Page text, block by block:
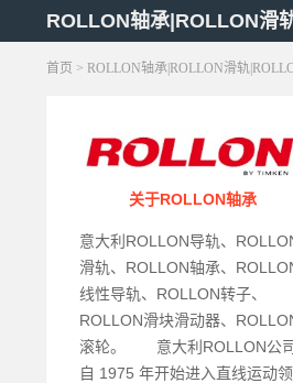
ROLLON轴承|ROLLON滑
首页 > ROLLON轴承|ROLLON滑轨
关于ROLLON轴承
意大利ROLLON导轨、
滑轨、ROLLON轴承、
线性导轨、ROLLON转子、
ROLLON滑块滑动器、
滚轮。 意大利ROLLON公
自 1975 年开始进入直线运动领